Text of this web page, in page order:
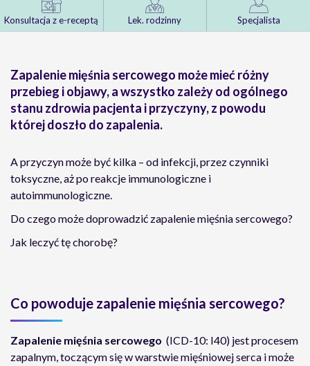
Konsultacja z e-receptą Lek. rodzinny Specjalista
Zapalenie mięśnia sercowego może mieć różny
przebieg i objawy, a wszystko zależy od ogólnego
stanu zdrowia pacjenta i przyczyny, z powodu
której doszło do zapalenia.
A przyczyn może być kilka – od infekcji, przez czynniki
toksyczne, aż po reakcje immunologiczne i
autoimmunologiczne.
Do czego może doprowadzić zapalenie mięśnia sercowego?
Jak leczyć tę chorobę?
Co powoduje zapalenie mięśnia sercowego?
Zapalenie mięśnia sercowego (ICD-10: I40) jest procesem
zapalnym, toczącym się w warstwie mięśniowej serca i może